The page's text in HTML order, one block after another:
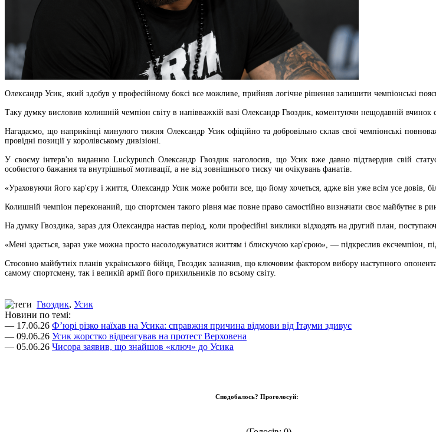
Олександр Усик, який здобув у професійному боксі все можливе, прийняв логічне рішення залишити чемпіонські
Таку думку висловив колишній чемпіон світу в напівважкій вазі Олександр Гвоздик, коментуючи нещодавній вчинок
Нагадаємо, що наприкінці минулого тижня Олександр Усик офіційно та добровільно склав свої чемпіонські
провідні позиції у королівському дивізіоні.
У своєму інтерв'ю виданню Luckypunch Олександр Гвоздик наголосив, що Усик вже давно підтвердив свій
особистого бажання та внутрішньої мотивації, а не від зовнішнього тиску чи очікувань фанатів.
«Ураховуючи його кар'єру і життя, Олександр Усик може робити все, що йому хочеться, адже він уже всім усе довів,
Колишній чемпіон переконаний, що спортсмен такого рівня має повне право самостійно визначати своє майбутнє в
На думку Гвоздика, зараз для Олександра настав період, коли професійні виклики відходять на другий план,
«Мені здається, зараз уже можна просто насолоджуватися життям і блискучою кар'єрою», — підкреслив ексчемпіон,
Стосовно майбутніх планів українського бійця, Гвоздик зазначив, що ключовим фактором вибору наступного
самому спортсмену, так і великій армії його прихильників по всьому світу.
Гвоздик, Усик
Новини по темі:
— 17.06.26 Ф’юрі різко наїхав на Усика: справжня причина відмови від Ітауми здивує
— 09.06.26 Усик жорстко відреагував на протест Верховена
— 05.06.26 Чисора заявив, що знайшов «ключ» до Усика
Сподобалось? Проголосуй: